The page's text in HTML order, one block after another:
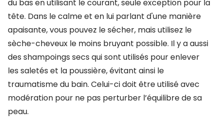
du bas en utilisant le courant, seule exception pour la
tête. Dans le calme et en lui parlant d'une manière
apaisante, vous pouvez le sécher, mais utilisez le
sèche-cheveux le moins bruyant possible. Il y a aussi
des shampoings secs qui sont utilisés pour enlever
les saletés et la poussière, évitant ainsi le
traumatisme du bain. Celui-ci doit être utilisé avec
modération pour ne pas perturber l’équilibre de sa
peau.